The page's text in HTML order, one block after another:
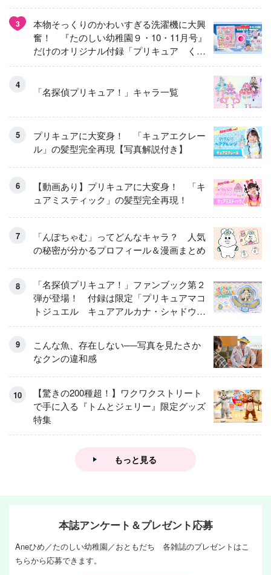
3
本物そっくりのかわいすぎる洗濯機に大興
奮！ 『たのしい幼稚園９・10・11月号』
だけのオリジナル付録「プリキュア くる
くるせんたくき」
「名探偵プリキュア！」キャラ一覧
プリキュアに大変身！ 「キュアエクレー
ル」の髪型完全再現【写真解説付き】
【動画あり】プリキュアに大変身！ 「キ
ュアミスティック」の髪型完全再現！
「んぽちゃむ」ってどんなキャラ？ 人気
の秘密が分かるプロフィール＆漫画まとめ
「名探偵プリキュア！」ファンブック第２
弾が登場！ 付録は限定「プリキュアマコ
トジュエル キュアアルカナ・シャドウ
アイスver.」 キュアエクレールを大特
こんな魚、存在しない──写真を見たさか
なクンの違和感
【驚きの200種超！】ワクワクストリート
で手に入る『トムとジェリー』限定グッズ
特集
もっと見る
本誌アンケート＆プレゼント応募
Aneひめ／たのしい幼稚園／おともだち 各雑誌のプレゼントはこ
ちらから応募できます。